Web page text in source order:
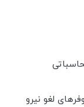
لغو نیرو